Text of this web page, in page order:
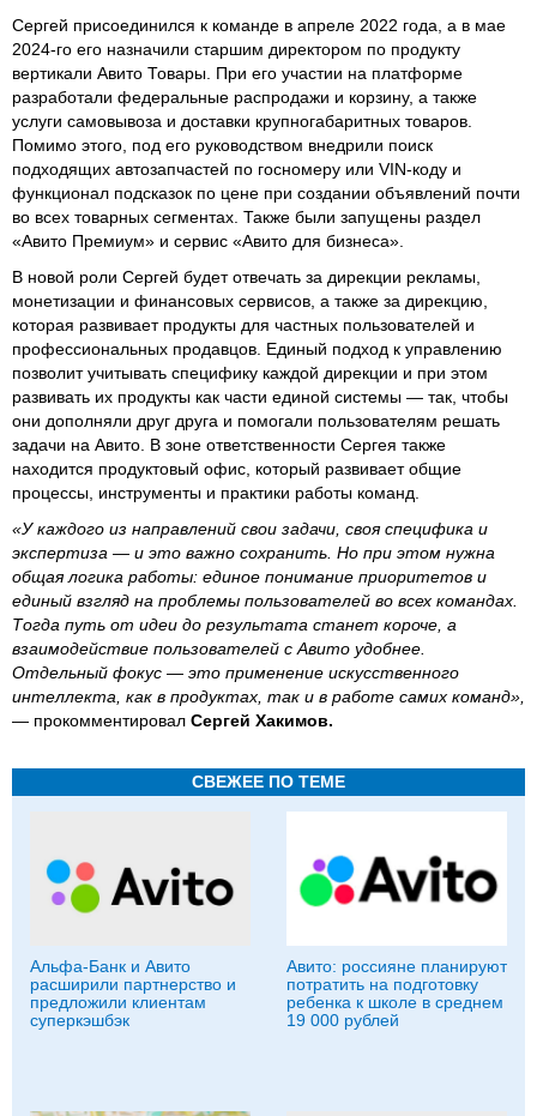
Сергей присоединился к команде в апреле 2022 года, а в мае
2024‑го его назначили старшим директором по продукту
вертикали Авито Товары. При его участии на платформе
разработали федеральные распродажи и корзину, а также
услуги самовывоза и доставки крупногабаритных товаров.
Помимо этого, под его руководством внедрили поиск
подходящих автозапчастей по госномеру или VIN‑коду и
функционал подсказок по цене при создании объявлений почти
во всех товарных сегментах. Также были запущены раздел
«Авито Премиум» и сервис «Авито для бизнеса».
В новой роли Сергей будет отвечать за дирекции рекламы,
монетизации и финансовых сервисов, а также за дирекцию,
которая развивает продукты для частных пользователей и
профессиональных продавцов. Единый подход к управлению
позволит учитывать специфику каждой дирекции и при этом
развивать их продукты как части единой системы — так, чтобы
они дополняли друг друга и помогали пользователям решать
задачи на Авито. В зоне ответственности Сергея также
находится продуктовый офис, который развивает общие
процессы, инструменты и практики работы команд.
«У каждого из направлений свои задачи, своя специфика и
экспертиза — и это важно сохранить. Но при этом нужна
общая логика работы: единое понимание приоритетов и
единый взгляд на проблемы пользователей во всех командах.
Тогда путь от идеи до результата станет короче, а
взаимодействие пользователей с Авито удобнее.
Отдельный фокус — это применение искусственного
интеллекта, как в продуктах, так и в работе самих команд»,
— прокомментировал Сергей Хакимов.
СВЕЖЕЕ ПО ТЕМЕ
Альфа-Банк и Авито
расширили партнерство и
предложили клиентам
суперкэшбэк
Авито: россияне планируют
потратить на подготовку
ребенка к школе в среднем
19 000 рублей